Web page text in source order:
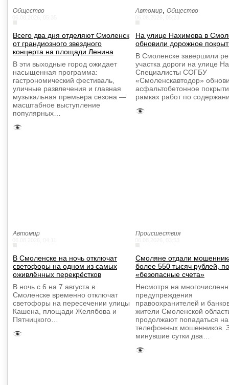
Общество
Всего два дня отделяют Смоленск
от грандиозного звездного
концерта на площади Ленина
В эти выходные город ожидает
насыщенная программа:
гастрономический фестиваль,
уличные развлечения и главная
музыкальная премьера сезона —
масштабное выступление
популярных…
Автомир Общество
На улице Нахимова в
обновили дорожное
В Смоленске завершили
участка дороги на улице
Специалисты СОГБУ
«Смоленскавтодор»
асфальтобетонное
рамках работ по
Автомир
В Смоленске на ночь отключат
светофоры на одном из самых
оживлённых перекрёстков
В ночь с 6 на 7 августа в
Смоленске временно отключат
светофоры на пересечении улицы
Кашена, площади Желябова и
Пятницкого…
Происшествия
Смоляне отдали
более 550 тысяч рублей,
«безопасные счета»
Несмотря на
предупреждения
правоохранителей и
жители Смоленской
продолжают попадаться
телефонных мошенников.
минувшие сутки два…